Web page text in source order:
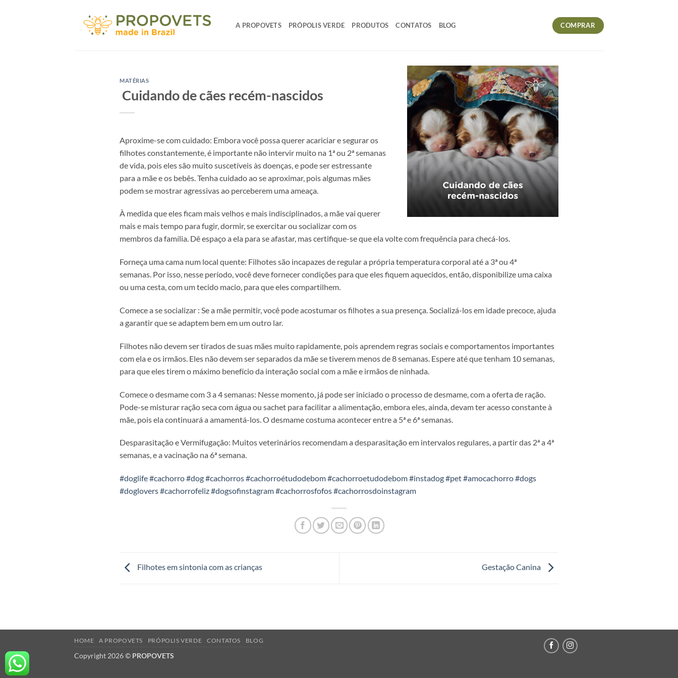
A PROPOVETS PRÓPOLIS VERDE PRODUTOS CONTATOS BLOG COMPRAR
MATÉRIAS
Cuidando de cães recém-nascidos
Aproxime-se com cuidado: Embora você possa querer acariciar e segurar os
filhotes constantemente, é importante não intervir muito na 1ª ou 2ª semanas
de vida, pois eles são muito suscetíveis às doenças, e pode ser estressante
para a mãe e os bebês. Tenha cuidado ao se aproximar, pois algumas mães
podem se mostrar agressivas ao perceberem uma ameaça.
À medida que eles ficam mais velhos e mais indisciplinados, a mãe vai querer
mais e mais tempo para fugir, dormir, se exercitar ou socializar com os
membros da família. Dê espaço a ela para se afastar, mas certifique-se que ela volte com frequência para checá-los.
Forneça uma cama num local quente: Filhotes são incapazes de regular a própria temperatura corporal até a 3ª ou 4ª
semanas. Por isso, nesse período, você deve fornecer condições para que eles fiquem aquecidos, então, disponibilize uma caixa
ou uma cesta, com um tecido macio, para que eles compartilhem.
Comece a se socializar : Se a mãe permitir, você pode acostumar os filhotes a sua presença. Socializá-los em idade precoce, ajuda
a garantir que se adaptem bem em um outro lar.
Filhotes não devem ser tirados de suas mães muito rapidamente, pois aprendem regras sociais e comportamentos importantes
com ela e os irmãos. Eles não devem ser separados da mãe se tiverem menos de 8 semanas. Espere até que tenham 10 semanas,
para que eles tirem o máximo benefício da interação social com a mãe e irmãos de ninhada.
Comece o desmame com 3 a 4 semanas: Nesse momento, já pode ser iniciado o processo de desmame, com a oferta de ração.
Pode-se misturar ração seca com água ou sachet para facilitar a alimentação, embora eles, ainda, devam ter acesso constante à
mãe, pois ela continuará a amamentá-los. O desmame costuma acontecer entre a 5ª e 6ª semanas.
Desparasitação e Vermifugação: Muitos veterinários recomendam a desparasitação em intervalos regulares, a partir das 2ª a 4ª
semanas, e a vacinação na 6ª semana.
#doglife#cachorro#dog#cachorros#cachorroétudodebom#cachorroetudodebom#instadog#pet#amocachorro#dogs
#doglovers#cachorrofeliz#dogsofinstagram#cachorrosfofos#cachorrosdoinstagram
Filhotes em sintonia com as crianças Gestação Canina
HOME A PROPOVETS PRÓPOLIS VERDE CONTATOS BLOG
Copyright 2026 © PROPOVETS